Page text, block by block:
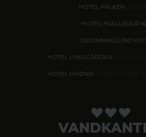
HOTEL FALKEN
HOTEL HJALLERUP
DRONNINGLUND
HOTEL LYNGGÅRDEN
HOTEL PHØNIX